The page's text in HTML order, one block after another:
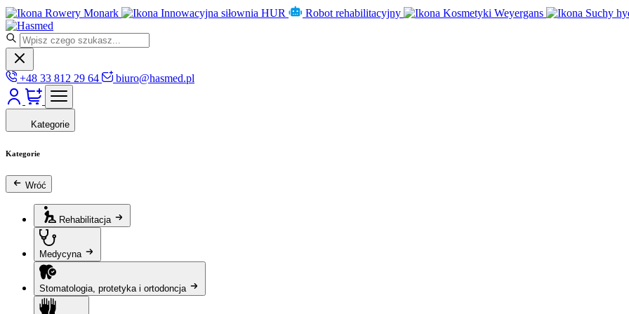
Rowery Monark Innowacyjna siłownia HUR Robot rehabilitacyjny Kosmetyki Weyergans Suchy
+48 33 812 29 64 biuro@hasmed.pl
Kategorie
Kategorie
Wróć
Rehabilitacja
Medycyna
Stomatologia, protetyka i ortodoncja